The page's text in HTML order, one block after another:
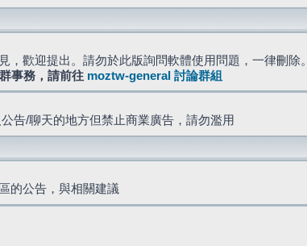
，歡迎提出。請勿於此版詢問軟體使用問題，一律刪除。
事務，請前往 moztw-general 討論群組
告/聊天的地方但禁止商業廣告，請勿濫用
的公告，與相關建議